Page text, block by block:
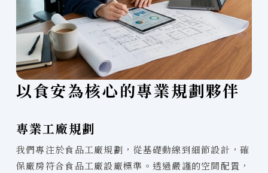
以食安為核心的專業規劃夥伴
專業工廠規劃
我們專注於食品工廠規劃，從基礎動線到細節設計，確
保廠房符合食品工廠設廠標準。透過嚴謹的空間配置，